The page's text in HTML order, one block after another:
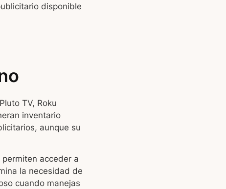
disponible
TV, Roku
inventario
aunque su
acceder a
la necesidad de
cuando manejas